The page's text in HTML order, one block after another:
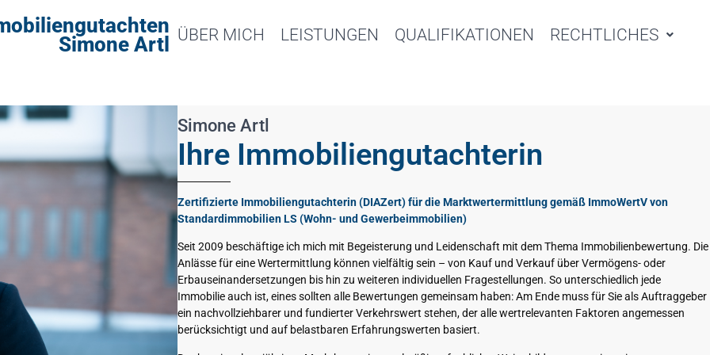
Simone Artl
ÜBER MICH LEISTUNGEN QUALIFIKATIONEN RECHTLICHES
Simone Artl
Ihre Immobiliengutachterin
Zertifizierte Immobiliengutachterin (DIAZert) für die Marktwertermittlung gemäß ImmoWertV von
Standardimmobilien LS (Wohn- und Gewerbeimmobilien)
Seit 2009 beschäftige ich mich mit Begeisterung und Leidenschaft mit dem Thema Immobilienbewertung. Die
Anlässe für eine Wertermittlung können vielfältig sein – von Kauf und Verkauf über Vermögens- oder
Erbauseinandersetzungen bis hin zu weiteren individuellen Fragestellungen. So unterschiedlich jede
Immobilie auch ist, eines sollten alle Bewertungen gemeinsam haben: Am Ende muss für Sie als Auftraggeber
ein nachvollziehbarer und fundierter Verkehrswert stehen, der alle wertrelevanten Faktoren angemessen
berücksichtigt und auf belastbaren Erfahrungswerten basiert.